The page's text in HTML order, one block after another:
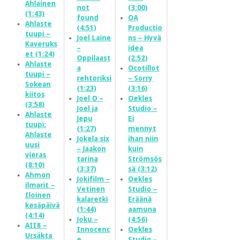
Ahlainen
(1:43)
Ahlaste
tuupi –
Kaveruks
et (1:24)
Ahlaste
tuupi –
Sokean
kiitos
(3:58)
Ahlaste
tuupi:
Ahlaste
uusi
vieras
(8:10)
Ahmon
ilmarit –
Iloinen
kesäpäivä
(4:14)
AII8 –
Ursäkta
not
found
(4:51)
Joel Laine
–
Oppilaast
a
rehtoriksi
(1:23)
Joel O –
Joel ja
Jepu
(1:27)
Jokela six
– Jaakon
tarina
(3:37)
Jokifilm –
Vetinen
kalaretki
(1:44)
Joku –
Innocenc
(3:00)
OA
Productio
ns – Hyvä
idea
(2:52)
Ocotillot
– Sorry
(3:16)
Oekles
Studio –
Ei
mennyt
ihan niin
kuin
Strömsös
sä (3:12)
Oekles
Studio –
Eräänä
aamuna
(4:56)
Oekles